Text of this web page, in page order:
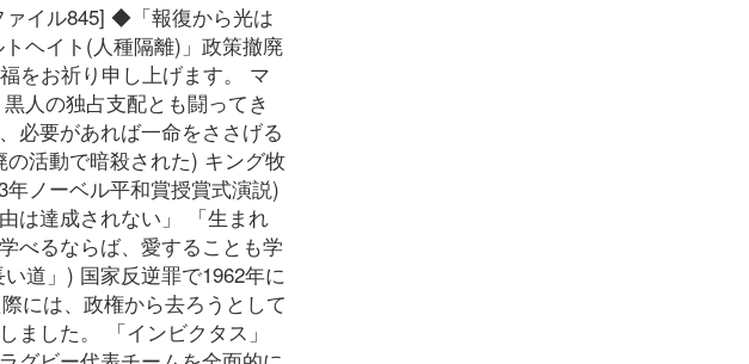
ァイル845] ◆「報復から光は
ヘイト(人種隔離)」政策撤廃
をお祈り申し上げます。 マ
人の独占支配とも闘ってき
必要があれば一命をささげる
活動で暗殺された) キング牧
ノーベル平和賞授賞式演説)
は達成されない」 「生まれ
べるならば、愛することも学
道」) 国家反逆罪で1962年に
には、政権から去ろうとして
した。 「インビクタス」